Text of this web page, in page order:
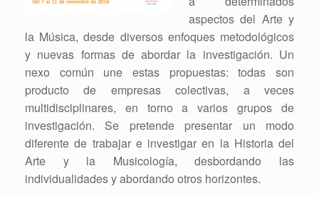
aspectos del Arte y
la Música, desde diversos enfoques metodológicos
y nuevas formas de abordar la investigación. Un
nexo común une estas propuestas: todas son
producto de empresas colectivas, a veces
multidisciplinares, en torno a varios grupos de
investigación. Se pretende presentar un modo
diferente de trabajar e investigar en la Historia del
Arte y la Musicología, desbordando las
individualidades y abordando otros horizontes.